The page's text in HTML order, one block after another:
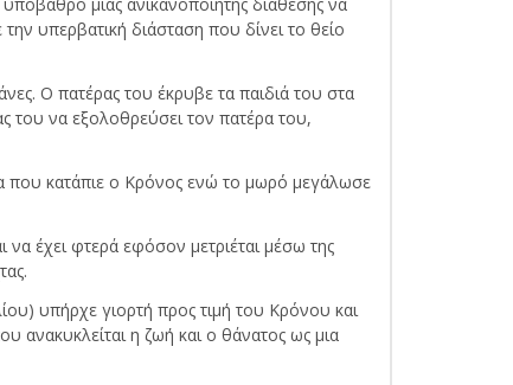
υπερβατική διάσταση που δίνει το θείο
Ο πατέρας του έκρυβε τα παιδιά του στα
του να εξολοθρεύσει τον πατέρα του,
που κατάπιε ο Κρόνος ενώ το μωρό μεγάλωσε
έχει φτερά εφόσον μετριέται μέσω της
υπήρχε γιορτή προς τιμή του Κρόνου και
ανακυκλείται η ζωή και ο θάνατος ως μια